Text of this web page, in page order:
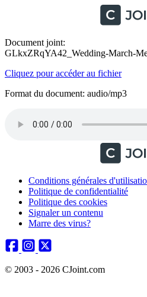
Document joint:
GLkxZRqYA42_Wedding-March-
Cliquez pour accéder au fichier
Format du document: audio/mp3
Conditions générales
Politique de confidentialité
Politique des cookies
Signaler un contenu
Marre des virus?
© 2003 - 2026 CJoint.com